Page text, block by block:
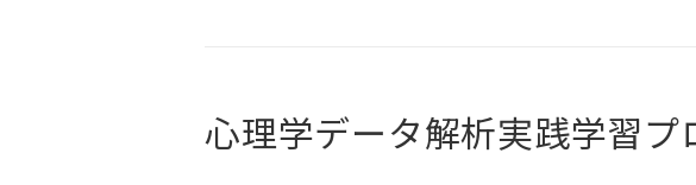
心理学データ解析実践学習プ